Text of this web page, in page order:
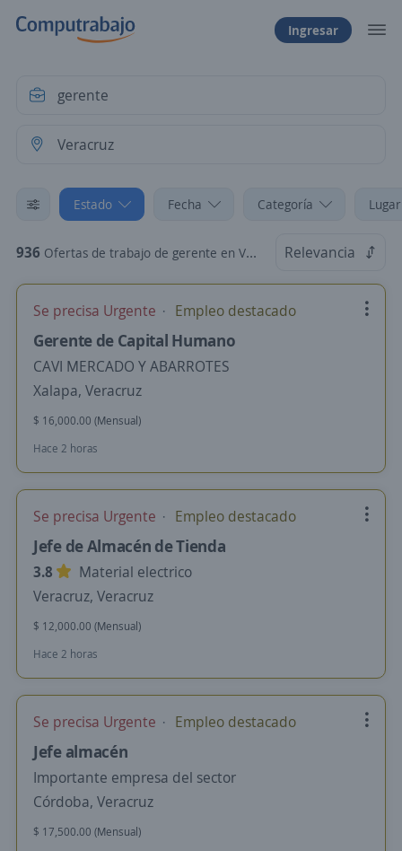
Ingresar
Estado Fecha Categoría
936 Ofertas de trabajo de gerente en Veracruz Relevancia
Se precisa Urgente Empleo destacado
Gerente de Capital Humano
CAVI MERCADO Y ABARROTES
Xalapa, Veracruz
$ 16,000.00 (Mensual)
Hace 2 horas
Se precisa Urgente Empleo destacado
Jefe de Almacén de Tienda
3.8
Material electrico
Veracruz, Veracruz
$ 12,000.00 (Mensual)
Hace 2 horas
Se precisa Urgente Empleo destacado
Jefe almacén
Importante empresa del sector
Córdoba, Veracruz
$ 17,500.00 (Mensual)